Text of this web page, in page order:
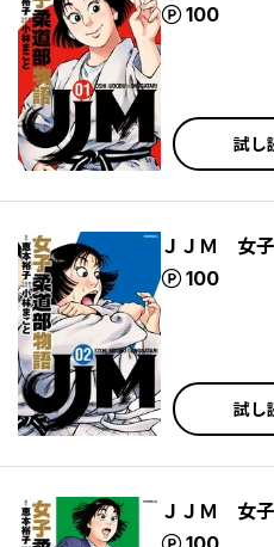
100
ポイント
試し
ＪＪＭ 女子
100
ポイント
試し
ＪＪＭ 女子